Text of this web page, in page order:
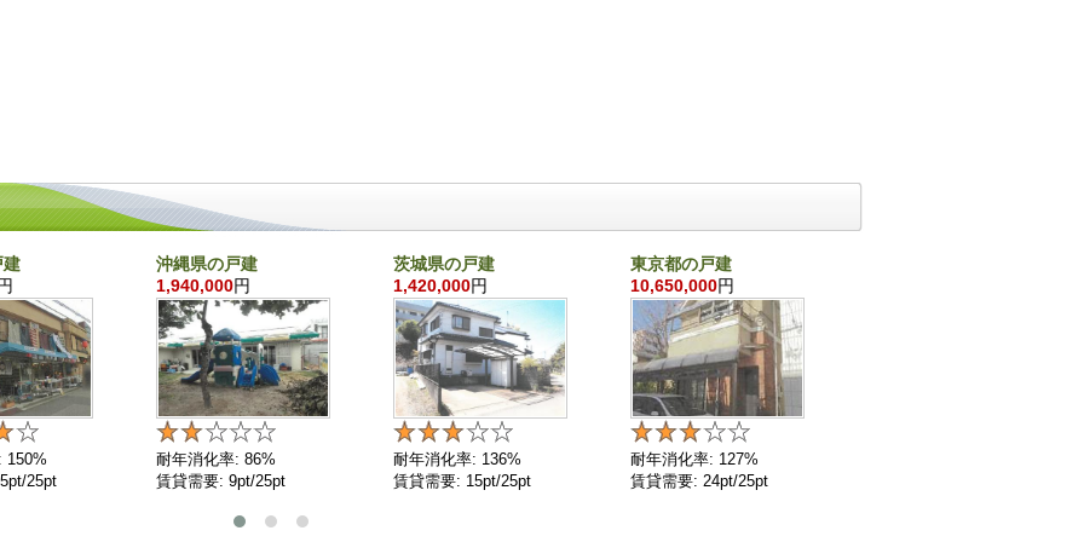
建
150%
25pt
沖縄県の戸建
1,940,000円
耐年消化率: 86%
賃貸需要: 9pt/25pt
茨城県の戸建
1,420,000円
耐年消化率: 136%
賃貸需要: 15pt/25pt
東京都の戸建
10,650,000円
耐年消化率: 127%
賃貸需要: 24pt/25pt